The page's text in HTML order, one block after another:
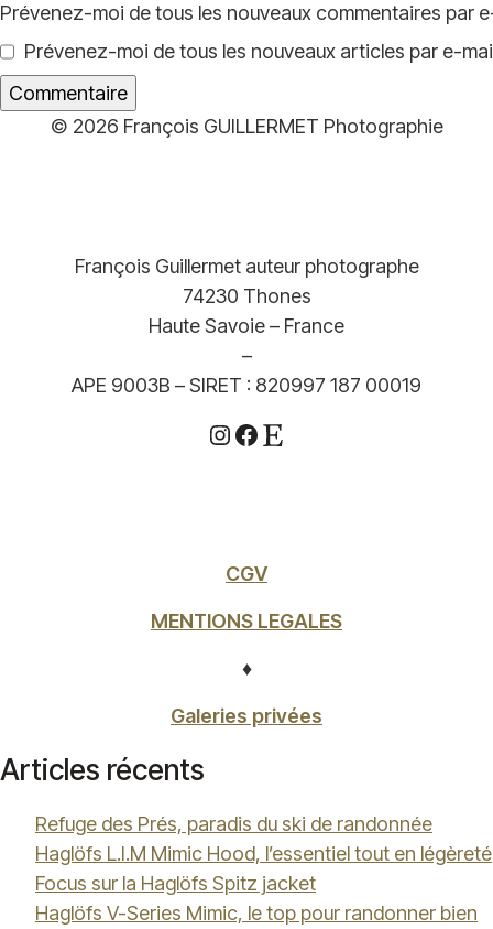
Prévenez-moi de tous les nouveaux commentaires par
Prévenez-moi de tous les nouveaux articles par e-
© 2026 François GUILLERMET Photographie
François Guillermet auteur photographe
74230 Thones
Haute Savoie – France
–
APE 9003B – SIRET : 820997 187 00019
Instagram
Facebook
Etsy
CGV
MENTIONS LEGALES
♦
Galeries privées
Articles récents
Refuge des Prés, paradis du ski de randonnée
Haglöfs L.I.M Mimic Hood, l’essentiel tout en légèreté
Focus sur la Haglöfs Spitz jacket
Haglöfs V-Series Mimic, le top pour randonner bien